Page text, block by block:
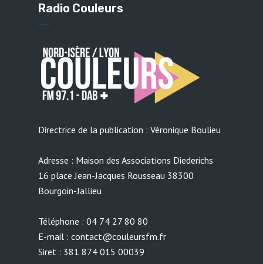
Radio Couleurs
Directrice de la publication : Véronique Boulieu
Adresse : Maison des Associations Diederichs
16 place Jean-Jacques Rousseau 38300
Bourgoin-Jallieu
Téléphone : 04 74 27 80 80
E-mail : contact@couleursfm.fr
Siret : 381 874 015 00039